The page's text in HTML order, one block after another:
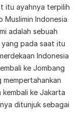
itu ayahnya terpilih
Muslimin Indonesia
adalah sebuah
pada saat itu
Indonesia
ke Jombang
kembali ke Jakarta
ditunjuk sebagai